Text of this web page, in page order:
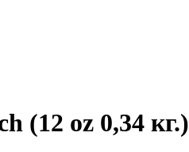
(12 oz 0,34 кг.)